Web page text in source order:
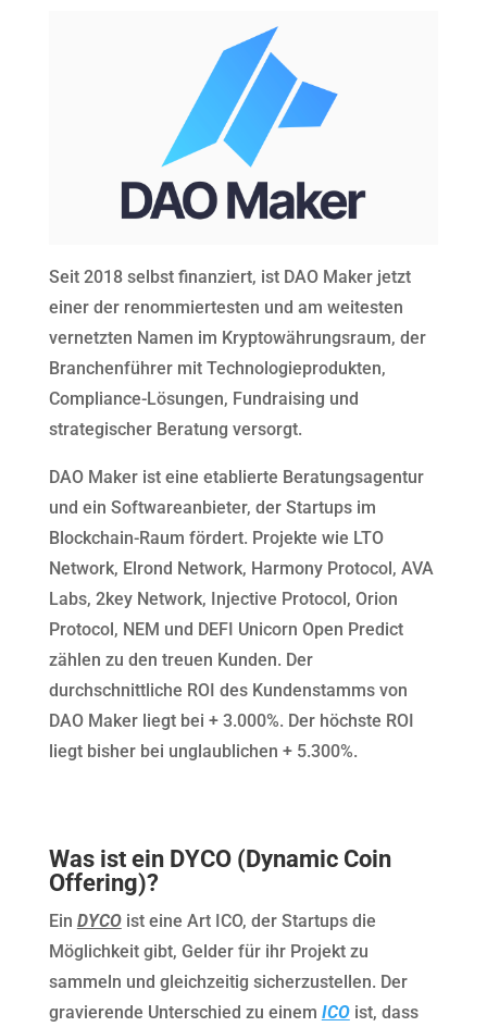
Seit 2018 selbst finanziert, ist DAO Maker jetzt
einer der renommiertesten und am weitesten
vernetzten Namen im Kryptowährungsraum, der
Branchenführer mit Technologieprodukten,
Compliance-Lösungen, Fundraising und
strategischer Beratung versorgt.
DAO Maker ist eine etablierte Beratungsagentur
und ein Softwareanbieter, der Startups im
Blockchain-Raum fördert. Projekte wie LTO
Network, Elrond Network, Harmony Protocol, AVA
Labs, 2key Network, Injective Protocol, Orion
Protocol, NEM und DEFI Unicorn Open Predict
zählen zu den treuen Kunden. Der
durchschnittliche ROI des Kundenstamms von
DAO Maker liegt bei + 3.000%. Der höchste ROI
liegt bisher bei unglaublichen + 5.300%.
Was ist ein DYCO (Dynamic Coin
Offering)?
Ein DYCOist eine Art ICO, der Startups die
Möglichkeit gibt, Gelder für ihr Projekt zu
sammeln und gleichzeitig sicherzustellen. Der
gravierende Unterschied zu einem ICOist, dass